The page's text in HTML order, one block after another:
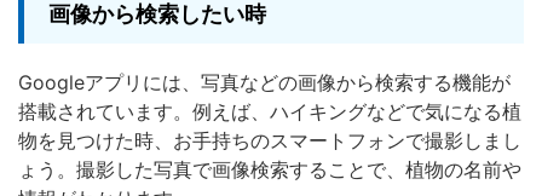
画像から検索したい時
Googleアプリには、写真などの画像から検索する機能が
搭載されています。例えば、ハイキングなどで気になる植
物を見つけた時、お手持ちのスマートフォンで撮影しまし
ょう。撮影した写真で画像検索することで、植物の名前や